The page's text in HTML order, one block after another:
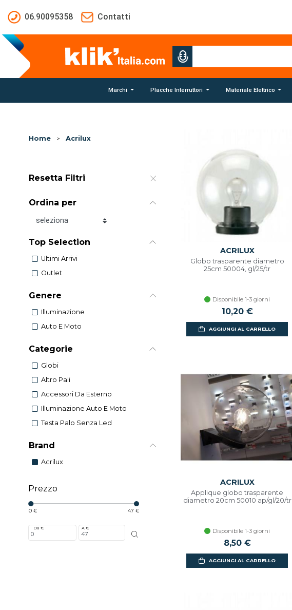
06.90095358
Contatti
Marchi Placche Interruttori Materiale Elettrico
Home > Acrilux
Resetta Filtri
Ordina per
Ordina per
Top Selection
Ultimi Arrivi
Outlet
Genere
Illuminazione
Auto E Moto
Categorie
Globi
Altro Pali
Accessori Da Esterno
Illuminazione Auto E Moto
Testa Palo Senza Led
Brand
Acrilux
Prezzo
0 € 47 €
Da € A €
ACRILUX
Globo trasparente diametro
25cm 50004, gl/25/tr
Disponibile 1-3 giorni
10,20 €
AGGIUNGI AL CARRELLO
ACRILUX
Applique globo trasparente
diametro 20cm 50010 ap/gl/20/tr
Disponibile 1-3 giorni
8,50 €
AGGIUNGI AL CARRELLO